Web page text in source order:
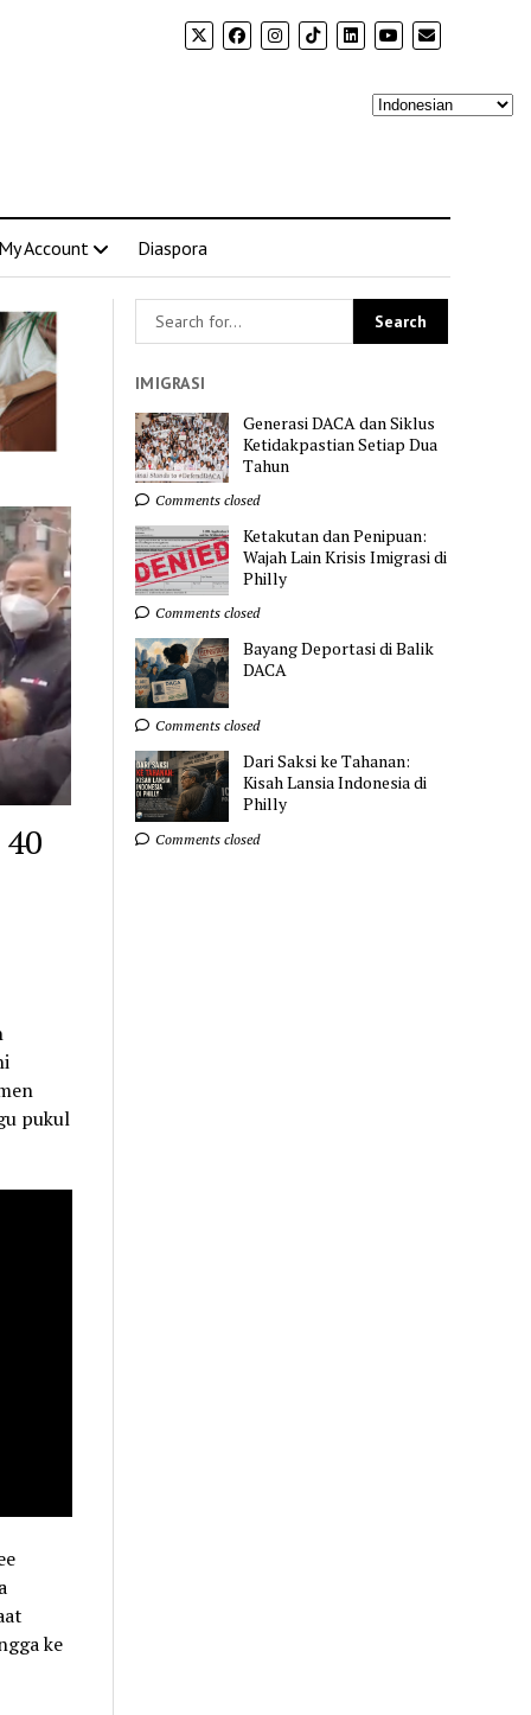
Account Diaspora
pukul
ke
IMIGRASI
Generasi DACA dan Siklus
Ketidakpastian Setiap Dua
Tahun
Comments closed
Ketakutan dan Penipuan:
Wajah Lain Krisis Imigrasi di
Philly
Comments closed
Bayang Deportasi di Balik
DACA
Comments closed
Dari Saksi ke Tahanan:
Kisah Lansia Indonesia di
Philly
Comments closed